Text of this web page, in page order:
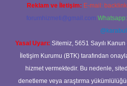
Reklam ve İletişim: E-mail:
forumhizmeti@gmail.com
@karabul
Yasal Uyarı: Sitemiz, 5651 Sayılı
İletişim Kurumu (BTK) tarafından
hizmet vermektedir. Bu nedenle,
denetleme veya araştırma